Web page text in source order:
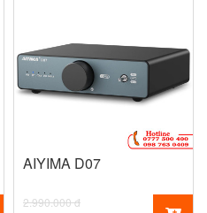
AIYIMA D07
2.990.000 đ